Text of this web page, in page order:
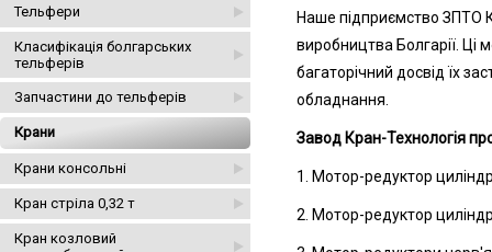
Тельфери
Класифікація болгарських
тельферів
Запчастини до тельферів
Крани
Крани консольні
Кран стріла 0,32 т
Кран козловий
Наше підприємство ЗПТО
виробництва Болгарії. Ці
багаторічний досвід їх
обладнання.
Завод Кран-Технологія
1. Мотор-редуктор
2. Мотор-редуктор